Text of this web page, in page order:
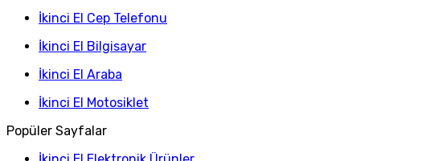
İkinci El Cep Telefonu
İkinci El Bilgisayar
İkinci El Araba
İkinci El Motosiklet
Popüler Sayfalar